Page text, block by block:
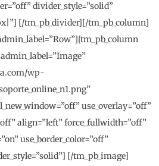
divider_style=”solid”
[/tm_pb_divider][/tm_pb_column]
wp-
use_overlay=”off”
align=”left” force_fullwidth=”off”
use_border_color=”off”
[/tm_pb_image]